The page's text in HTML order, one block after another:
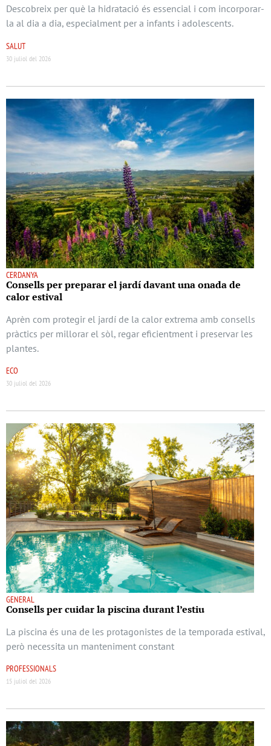
Descobreix per què la hidratació és essencial i com incorporar-
la al dia a dia, especialment per a infants i adolescents.
SALUT
30 juliol del 2026
CERDANYA
Consells per preparar el jardí davant una onada de
calor estival
Aprèn com protegir el jardí de la calor extrema amb consells
pràctics per millorar el sòl, regar eficientment i preservar les
plantes.
ECO
30 juliol del 2026
GENERAL
Consells per cuidar la piscina durant l’estiu
La piscina és una de les protagonistes de la temporada estival,
però necessita un manteniment constant
PROFESSIONALS
15 juliol del 2026